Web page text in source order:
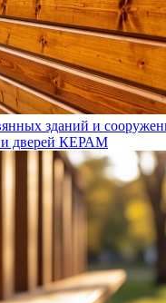
зданий и
и дверей КЕРАМ